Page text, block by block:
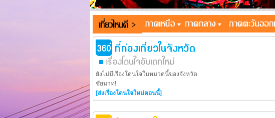
ยังไม่มีเรื่องโดนใจในหมวดนี้ของจังหวัด
ชัยนาท!
[ส่งเรื่องโดนใจใหม่ตอนนี้]